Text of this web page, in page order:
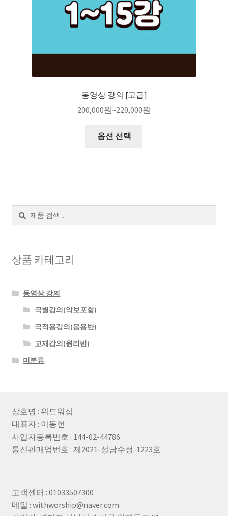
동영상 강의 [고급]
200,000원~220,000원
옵션 선택
상품 카테고리
동영상 강의
곡별강의(악보포함)
곡적용강의(응용반)
교재강의(원리반)
미분류
상호명 : 위드워십
대표자 : 이동헌
사업자등록번호 : 144-02-44786
통신판매업번호 : 제2021-성남수정-1223호
고객센터 : 01033507300
메일 : withworship@naver.com